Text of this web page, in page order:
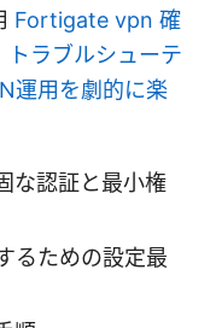
Fortigate vpn 確
ラブルシューテ
運用を劇的に楽
な認証と最小権
るための設定最